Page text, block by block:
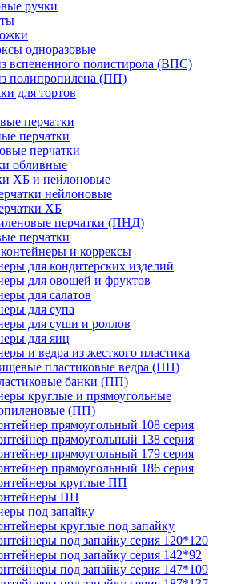
ручки
одноразовые
вспененного полистирола (ВПС)
полипропилена (ПП)
для тортов
перчатки
перчатки
перчатки
обливные
ХБ и нейлоновые
нейлоновые
ХБ
перчатки (ПНД)
перчатки
и коррексы
для кондитерских изделий
для овощей и фруктов
для салатов
для супа
для суши и роллов
для яиц
и ведра из жесткого пластика
пластиковые ведра (ПП)
банки (ПП)
круглые и прямоугольные
(ПП)
прямоугольный 108 серия
прямоугольный 138 серия
прямоугольный 179 серия
прямоугольный 186 серия
круглые ПП
ПП
под запайку
круглые под запайку
под запайку серия 120*120
под запайку серия 142*92
под запайку серия 147*109